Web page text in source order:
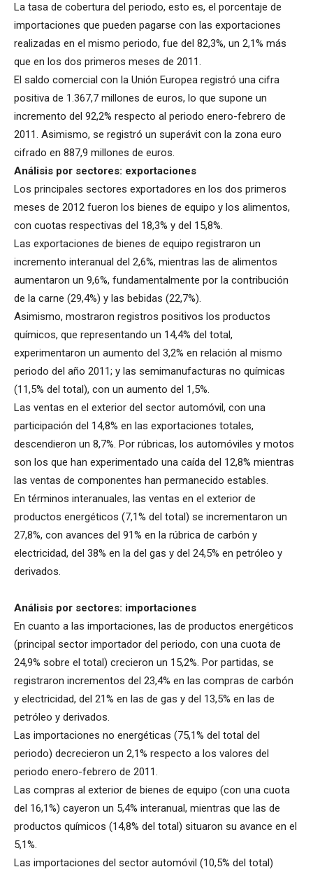
La tasa de cobertura del periodo, esto es, el porcentaje de
importaciones que pueden pagarse con las exportaciones
realizadas en el mismo periodo, fue del 82,3%, un 2,1% más
que en los dos primeros meses de 2011.
El saldo comercial con la Unión Europea registró una cifra
positiva de 1.367,7 millones de euros, lo que supone un
incremento del 92,2% respecto al periodo enero-febrero de
2011. Asimismo, se registró un superávit con la zona euro
cifrado en 887,9 millones de euros.
Análisis por sectores: exportaciones
Los principales sectores exportadores en los dos primeros
meses de 2012 fueron los bienes de equipo y los alimentos,
con cuotas respectivas del 18,3% y del 15,8%.
Las exportaciones de bienes de equipo registraron un
incremento interanual del 2,6%, mientras las de alimentos
aumentaron un 9,6%, fundamentalmente por la contribución
de la carne (29,4%) y las bebidas (22,7%).
Asimismo, mostraron registros positivos los productos
químicos, que representando un 14,4% del total,
experimentaron un aumento del 3,2% en relación al mismo
periodo del año 2011; y las semimanufacturas no químicas
(11,5% del total), con un aumento del 1,5%.
Las ventas en el exterior del sector automóvil, con una
participación del 14,8% en las exportaciones totales,
descendieron un 8,7%. Por rúbricas, los automóviles y motos
son los que han experimentado una caída del 12,8% mientras
las ventas de componentes han permanecido estables.
En términos interanuales, las ventas en el exterior de
productos energéticos (7,1% del total) se incrementaron un
27,8%, con avances del 91% en la rúbrica de carbón y
electricidad, del 38% en la del gas y del 24,5% en petróleo y
derivados.
Análisis por sectores: importaciones
En cuanto a las importaciones, las de productos energéticos
(principal sector importador del periodo, con una cuota de
24,9% sobre el total) crecieron un 15,2%. Por partidas, se
registraron incrementos del 23,4% en las compras de carbón
y electricidad, del 21% en las de gas y del 13,5% en las de
petróleo y derivados.
Las importaciones no energéticas (75,1% del total del
periodo) decrecieron un 2,1% respecto a los valores del
periodo enero-febrero de 2011.
Las compras al exterior de bienes de equipo (con una cuota
del 16,1%) cayeron un 5,4% interanual, mientras que las de
productos químicos (14,8% del total) situaron su avance en el
5,1%.
Las importaciones del sector automóvil (10,5% del total)